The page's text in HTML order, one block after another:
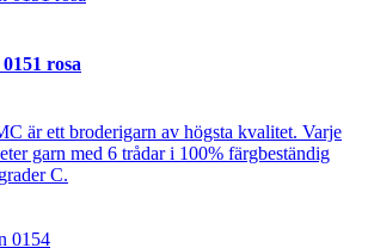
rosa
är ett broderigarn av högsta kvalitet. Varje
garn med 6 trådar i 100% färgbeständig
C.